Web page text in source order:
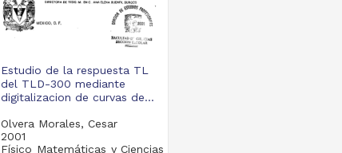
Estudio de la respuesta TL
del TLD-300 mediante
digitalizacion de curvas de...
Olvera Morales, Cesar
2001
Físico Matemáticas y Ciencias